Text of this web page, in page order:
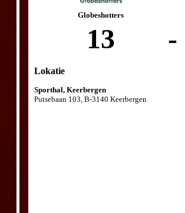
Globeshotters
13 -
Lokatie
Sporthal, Keerbergen
Putsebaan 103, B-3140 Keerbergen